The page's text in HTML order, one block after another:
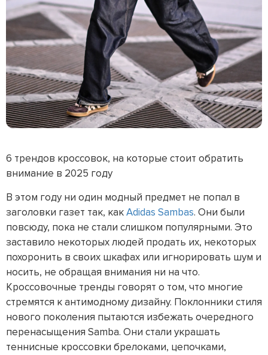
6 трендов кроссовок, на которые стоит обратить
внимание в 2025 году
В этом году ни один модный предмет не попал в
заголовки газет так, какAdidas Sambas. Они были
повсюду, пока не стали слишком популярными. Это
заставило некоторых людей продать их, некоторых
похоронить в своих шкафах или игнорировать шум и
носить, не обращая внимания ни на что.
Кроссовочные тренды говорят о том, что многие
стремятся к антимодному дизайну. Поклонники стиля
нового поколения пытаются избежать очередного
перенасыщения Samba. Они стали украшать
теннисные кроссовки брелоками, цепочками,